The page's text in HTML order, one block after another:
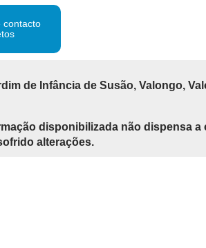
contacto
de Infância de Susão, Valongo,
disponibilizada não dispensa
alterações.